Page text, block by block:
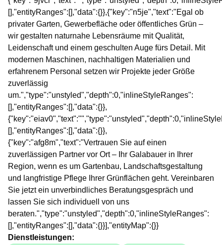
[],"entityRanges":[],"data":{}},{"key":"n5je","text":"Egal ob
privater Garten, Gewerbefläche oder öffentliches Grün –
wir gestalten naturnahe Lebensräume mit Qualität,
Leidenschaft und einem geschulten Auge fürs Detail. Mit
modernen Maschinen, nachhaltigen Materialien und
erfahrenem Personal setzen wir Projekte jeder Größe
zuverlässig
um.","type":"unstyled","depth":0,"inlineStyleRanges":
[],"entityRanges":[],"data":{}},
[],"entityRanges":[],"data":{}},
{"key":"afg8m","text":"Vertrauen Sie auf einen
zuverlässigen Partner vor Ort – Ihr Galabauer in Ihrer
Region, wenn es um Gartenbau, Landschaftsgestaltung
und langfristige Pflege Ihrer Grünflächen geht. Vereinbaren
Sie jetzt ein unverbindliches Beratungsgespräch und
lassen Sie sich individuell von uns
beraten.","type":"unstyled","depth":0,"inlineStyleRanges":
[],"entityRanges":[],"data":{}}],"entityMap":{}}
Dienstleistungen: